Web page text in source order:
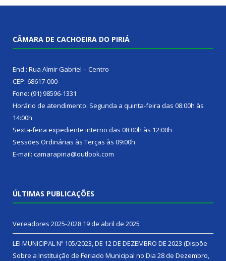
CÂMARA DE CACHOEIRA DO PIRIÁ
End.: Rua Almir Gabriel – Centro
CEP: 68617-000
Fone: (91) 98596-1331
Horário de atendimento: Segunda a quinta-feira das 08:00h às
14:00h
Sexta-feira expediente interno das 08:00h às 12:00h
Sessões Ordinárias às Terças às 09:00h
E-mail: camarapiria@outlook.com
ÚLTIMAS PUBLICAÇÕES
Vereadores 2025-2028 19 de abril de 2025
LEI MUNICIPAL Nº 105/2023, DE 12 DE DEZEMBRO DE 2023 (Dispõe
Sobre a Instituição de Feriado Municipal no Dia 28 de Dezembro,